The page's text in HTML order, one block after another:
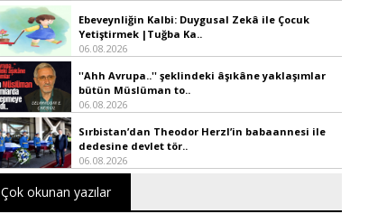
Ebeveynliğin Kalbi: Duygusal Zekâ ile Çocuk
Yetiştirmek |Tuğba Ka..
06.08.2026
''Ahh Avrupa..'' şeklindeki âşıkâne yaklaşımlar
bütün Müslüman to..
06.08.2026
Sırbistan’dan Theodor Herzl’in babaannesi ile
dedesine devlet tör..
06.08.2026
Çok okunan yazılar